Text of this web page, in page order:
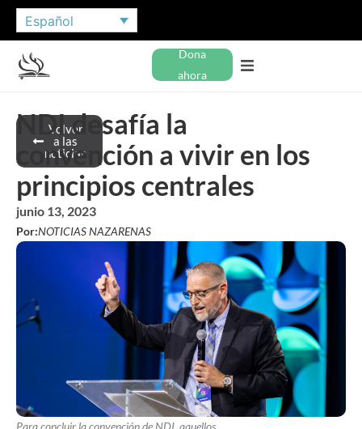
Español
Dona
ahora
Volver
a las
noticias
NDI desafía la
convención a vivir en los
principios centrales
junio 13, 2023
Por:NOTICIAS NAZARENAS